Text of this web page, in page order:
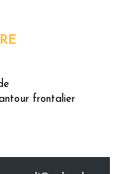
frontalier